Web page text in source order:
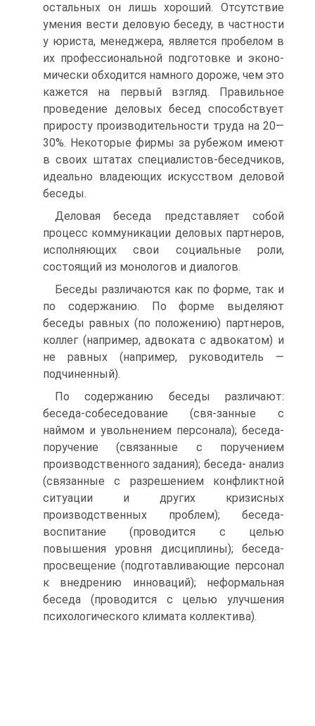
остальных он лишь хороший. Отсутствие
умения вести деловую беседу, в частности
у юриста, менеджера, является пробелом в
их профессиональной подготовке и эконо-
мически обходится намного дороже, чем это
кажется на первый взгляд. Правильное
проведение деловых бесед способствует
приросту производительности труда на 20—
30%. Некоторые фирмы за рубежом имеют
в своих штатах специалистов-беседчиков,
идеально владеющих искусством деловой
беседы.
Деловая беседа представляет собой
процесс коммуникации деловых партнеров,
исполняющих свои социальные роли,
состоящий из монологов и диалогов.
Беседы различаются как по форме, так и
по содержанию. По форме выделяют
беседы равных (по положению) партнеров,
коллег (например, адвоката с адвокатом) и
не равных (например, руководитель —
подчиненный).
По содержанию беседы различают:
беседа-собеседование (свя-занные с
наймом и увольнением персонала); беседа-
поручение (связанные с поручением
производственного задания); беседа- анализ
(связанные с разрешением конфликтной
ситуации и других кризисных
производственных проблем); беседа-
воспитание (проводится с целью
повышения уровня дисциплины); беседа-
просвещение (подготавливающие персонал
к внедрению инноваций); неформальная
беседа (проводится с целью улучшения
психологического климата коллектива).